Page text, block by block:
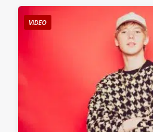
VIDEO